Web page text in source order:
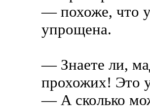
— похоже, что у
упрощена.
— Знаете ли,
прохожих! Это
— А сколько